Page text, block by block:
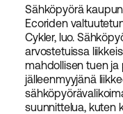
Sähköpyörä
Ecoriden
Cykler, luo.
arvostetuissa
mahdollisen tuen ja
jälleenmyyjänä
suunnittelua, kuten